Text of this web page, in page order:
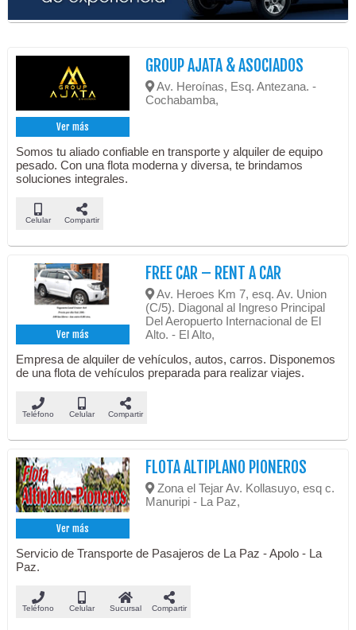
Ver más
GROUP AJATA & ASOCIADOS
Av. Heroínas, Esq. Antezana. -
Cochabamba,
Somos tu aliado confiable en transporte y alquiler de equipo
pesado. Con una flota moderna y diversa, te brindamos
soluciones integrales.
Celular Compartir
Ver más
FREE CAR – RENT A CAR
Av. Heroes Km 7, esq. Av. Union
(C/5). Diagonal al Ingreso Principal
Del Aeropuerto Internacional de El
Alto. - El Alto,
Empresa de alquiler de vehículos, autos, carros. Disponemos
de una flota de vehículos preparada para realizar viajes.
Teléfono Celular Compartir
Ver más
FLOTA ALTIPLANO PIONEROS
Zona el Tejar Av. Kollasuyo, esq c.
Manuripi - La Paz,
Servicio de Transporte de Pasajeros de La Paz - Apolo - La
Paz.
Teléfono Celular Sucursal Compartir